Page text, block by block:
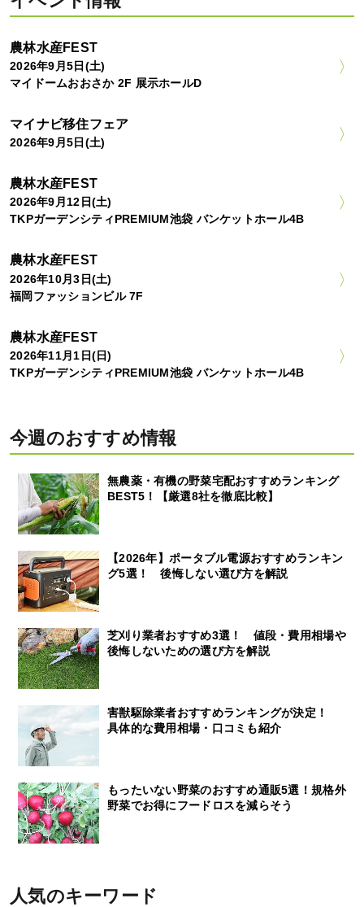
農林水産FEST
2026年9月5日(土)
マイドームおおさか 2F 展示ホールD
マイナビ移住フェア
2026年9月5日(土)
農林水産FEST
2026年9月12日(土)
TKPガーデンシティPREMIUM池袋 バンケットホール4B
農林水産FEST
2026年10月3日(土)
福岡ファッションビル 7F
農林水産FEST
2026年11月1日(日)
TKPガーデンシティPREMIUM池袋 バンケットホール4B
今週のおすすめ情報
無農薬・有機の野菜宅配おすすめランキング
BEST5！【厳選8社を徹底比較】
【2026年】ポータブル電源おすすめランキン
グ5選！ 後悔しない選び方を解説
芝刈り業者おすすめ3選！ 値段・費用相場や
後悔しないための選び方を解説
害獣駆除業者おすすめランキングが決定！
具体的な費用相場・口コミも紹介
もったいない野菜のおすすめ通販5選！規格外
野菜でお得にフードロスを減らそう
人気のキーワード